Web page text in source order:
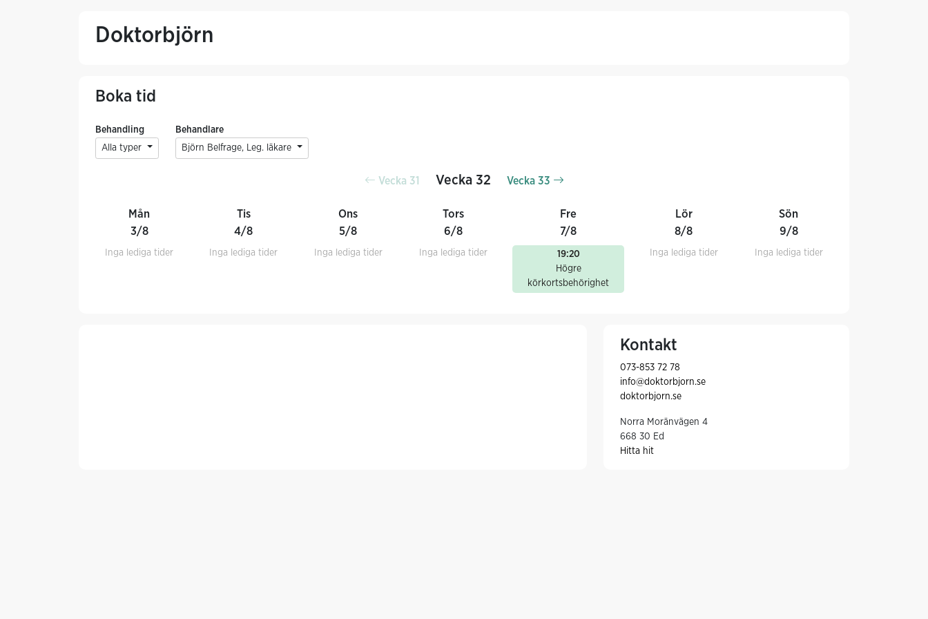
Doktorbjörn
Boka tid
Behandling
Alla typer
Behandlare
Björn Belfrage, Leg. läkare
Vecka 31 Vecka 32 Vecka 33
Mån
3/8
Tis
4/8
Ons
5/8
Tors
6/8
Fre
7/8
Lör
8/8
Sön
9/8
Inga lediga tider Inga lediga tider Inga lediga tider Inga lediga tider
19:20
Högre
körkortsbehörighet
Inga lediga tider Inga lediga tider
Kontakt
073-853 72 78
info@doktorbjorn.se
doktorbjorn.se
Norra Moränvägen 4
668 30 Ed
Hitta hit